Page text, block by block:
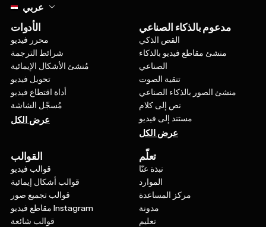
عربي
الأدوات
محرر فيديو
شرائط الترجمة
مُنشئ الأشكال الإيمائية
تحويل فيديو
أداة اقتطاع فيديو
مُسجّل الشاشة
عرض الكل
مدعوم بالذكاء الصناعي
القص الذكي
منشئ مقاطع فيديو بالذكاء
الصناعي
تنقية الصوت
منشئ الصور بالذكاء الصناعي
نص إلى كلام
مستند إلى فيديو
عرض الكل
القوالب
قوالب فيديو
قوالب أشكال إيمائية
قوالب تجميع صور
مقاطع فيديو Instagram
قوالب شائعة
تعلّم
نبذة عنّا
الموارد
مركز المساعدة
مدونة
تعليم